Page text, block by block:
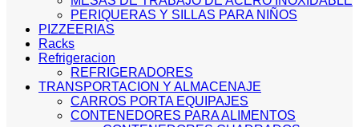
PERIQUERAS Y SILLAS PARA NIÑOS
PIZZEERIAS
Racks
Refrigeracion
REFRIGERADORES
TRANSPORTACION Y ALMACENAJE
CARROS PORTA EQUIPAJES
CONTENEDORES PARA ALIMENTOS